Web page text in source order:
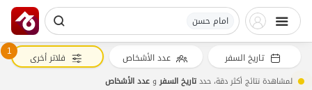
امام حسن
تاريخ السفر عدد الأشخاص 1 فلاتر أخرى
لمشاهدة نتائج أكثر دقة، حددتاريخ السفروعدد الأشخاص